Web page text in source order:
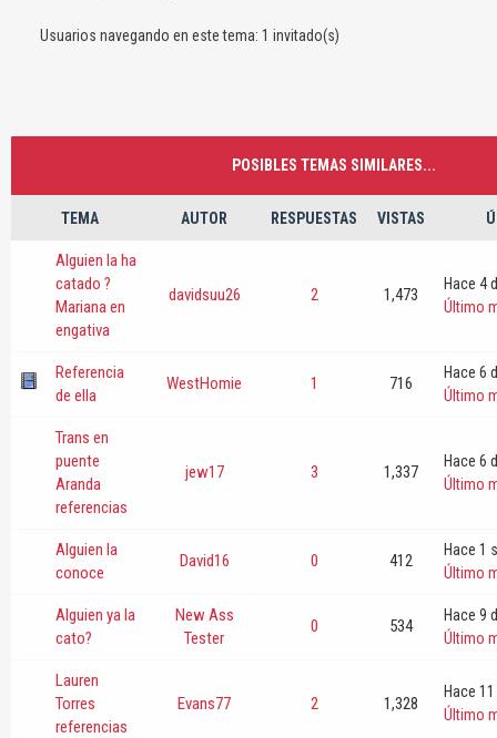
Usuarios navegando en este tema: 1 invitado(s)
POSIBLES TEMAS SIMILARES...
TEMA AUTOR RESPUESTAS VISTAS
Alguien la ha
catado ?
Mariana en
engativa
davidsuu26 2 1,473
Hace 4
Último
Referencia
de ella
WestHomie 1 716
Hace 6
Último
Trans en
puente
Aranda
referencias
jew17 3 1,337
Hace 6
Último
Alguien la
conoce
David16 0 412
Hace 1
Último
Alguien ya la
cato?
New Ass
Tester
0 534
Hace 9
Último
Lauren
Torres
referencias
Evans77 2 1,328
Hace
Último